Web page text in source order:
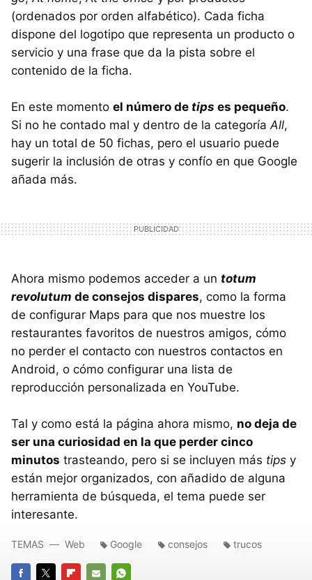
(ordenados por orden alfabético). Cada ficha
dispone del logotipo que representa un producto o
servicio y una frase que da la pista sobre el
contenido de la ficha.
En este momento el número de tips es pequeño.
Si no he contado mal y dentro de la categoría All,
hay un total de 50 fichas, pero el usuario puede
sugerir la inclusión de otras y confío en que Google
añada más.
Ahora mismo podemos acceder a un totum
revolutum de consejos dispares, como la forma
de configurar Maps para que nos muestre los
restaurantes favoritos de nuestros amigos, cómo
no perder el contacto con nuestros contactos en
Android, o cómo configurar una lista de
reproducción personalizada en YouTube.
Tal y como está la página ahora mismo, no deja de
ser una curiosidad en la que perder cinco
minutos trasteando, pero si se incluyen más tips y
están mejor organizados, con añadido de alguna
herramienta de búsqueda, el tema puede ser
interesante.
TEMAS Web Google consejos trucos